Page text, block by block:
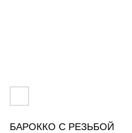
БАРОККО С РЕЗЬБОЙ